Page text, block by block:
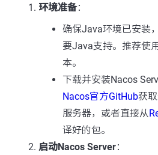
环境准备：
确保Java环境已安装
要Java支持。推荐使
本。
下载并安装Nacos
Nacos官方GitHub获
服务器，或者直接从
译好的包。
启动Nacos Server：